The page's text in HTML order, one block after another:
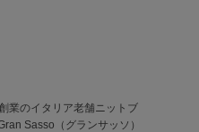
業のイタリア老舗ニットブ
Sasso（グランサッソ）